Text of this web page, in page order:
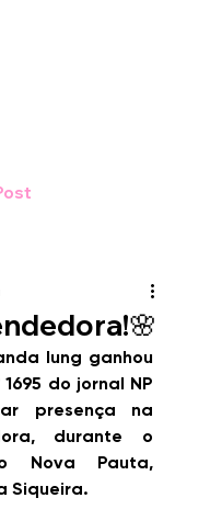
Iung ganhou
do jornal NP
presença na
durante o
Nova Pauta,
Siqueira.